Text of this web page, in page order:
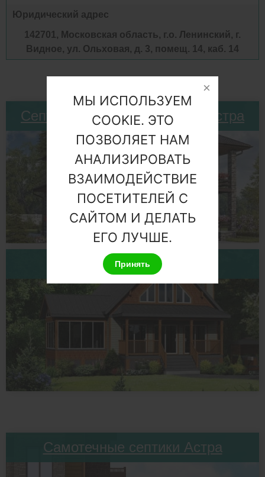
Юридический адрес
142701, Московская область, г.о. Ленинский, г.
Видное, ул. Ольховая, д. 3, помещ. 14, каб. 14
Септики для частного дома Астра
Септики для дачи Астра
Самотечные септики Астра
МЫ ИСПОЛЬЗУЕМ
COOKIE. ЭТО
ПОЗВОЛЯЕТ НАМ
АНАЛИЗИРОВАТЬ
ВЗАИМОДЕЙСТВИЕ
ПОСЕТИТЕЛЕЙ С
САЙТОМ И ДЕЛАТЬ
ЕГО ЛУЧШЕ.
Принять